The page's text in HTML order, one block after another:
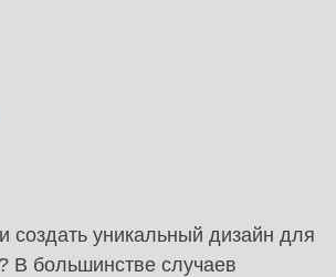
создать уникальный дизайн для
большинстве случаев